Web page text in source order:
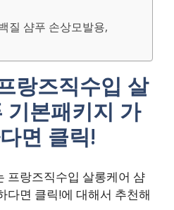
질 샴푸 손상모발용,
랑즈직수입 살
기본패키지 가
면 클릭!
프랑즈직수입 살롱케어 샴
다면 클릭!에 대해서 추천해